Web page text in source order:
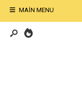
MAIN MENU